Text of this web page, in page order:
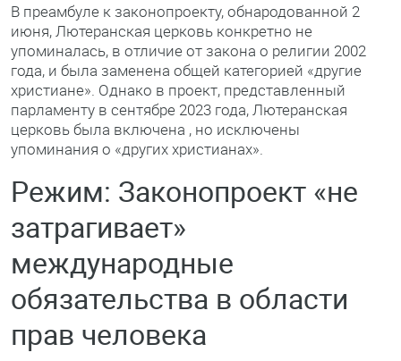
В преамбуле к законопроекту, обнародованной 2
июня, Лютеранская церковь конкретно не
упоминалась, в отличие от закона о религии 2002
года, и была заменена общей категорией «другие
христиане». Однако в проект, представленный
парламенту в сентябре 2023 года, Лютеранская
церковь была включена , но исключены
упоминания о «других христианах».
Режим: Законопроект «не
затрагивает»
международные
обязательства в области
прав человека